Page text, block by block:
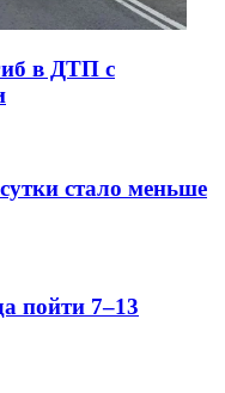
в ДТП с
стало меньше
пойти 7–13